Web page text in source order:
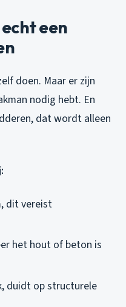
een
doen. Maar er zijn
nodig hebt. En
dat wordt alleen
dit vereist
het hout of beton is
duidt op structurele